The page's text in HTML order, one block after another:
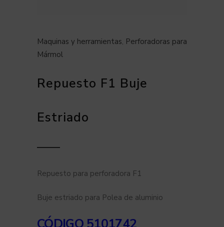
Maquinas y herramientas, Perforadoras para
Mármol
Repuesto F1 Buje
Estriado
Repuesto para perforadora F1
Buje estriado para Polea de aluminio